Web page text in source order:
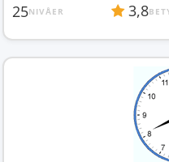
25NIVÅER 3,8